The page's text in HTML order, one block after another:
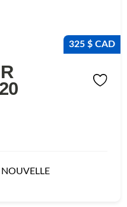
325 $ CAD